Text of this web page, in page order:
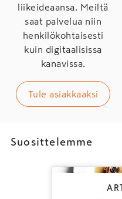
liikeideaansa. Meiltä
saat palvelua niin
henkilökohtaisesti
kuin digitaalisissa
kanavissa.
Tule asiakkaaksi
Suosittelemme